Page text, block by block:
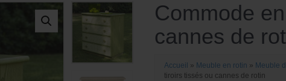
Commode
cannes de
Accueil » Meuble en rotin » Meuble
tiroirs tissés ou cannes de rotin